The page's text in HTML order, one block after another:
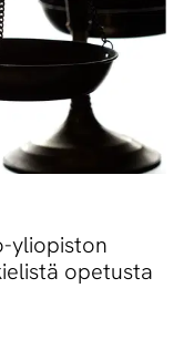
yliopiston
opetusta